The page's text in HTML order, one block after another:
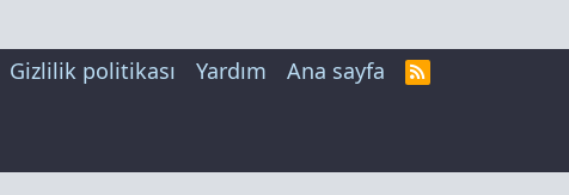
Gizlilik politikası Yardım Ana sayfa